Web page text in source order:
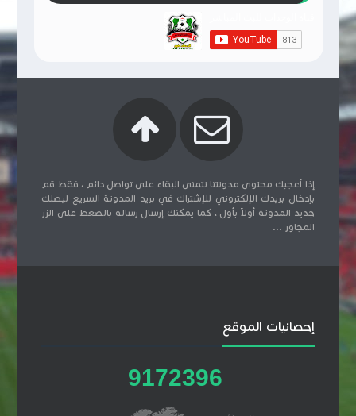
إذا أعجبك محتوى مدونتنا نتمنى البقاء على تواصل دائم ، فقط قم
بإدخال بريدك الإلكتروني للإشتراك في بريد المدونة السريع ليصلك
جديد المدونة أولاً بأول ، كما يمكنك إرسال رساله بالضغط على الزر
المجاور ...
إحصائيات الموقع
9172396